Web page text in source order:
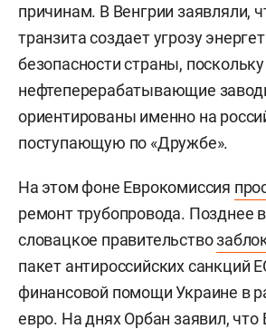
причинам. В Венгрии заявляли,
транзита создает угрозу
безопасности страны,
нефтеперерабатывающие
ориентированы именно на
поступающую по «Дружбе».
На этом фоне Еврокомиссия
ремонт трубопровода. Позднее
словацкое правительство
пакет антироссийских санкций
финансовой помощи Украине в
евро. На днях Орбанзаявил, что